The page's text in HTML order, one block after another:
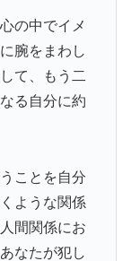
の中でイメ
腕をまわし
て、もう二
る自分に約
ことを自分
ような関係
間関係にお
なたが犯し